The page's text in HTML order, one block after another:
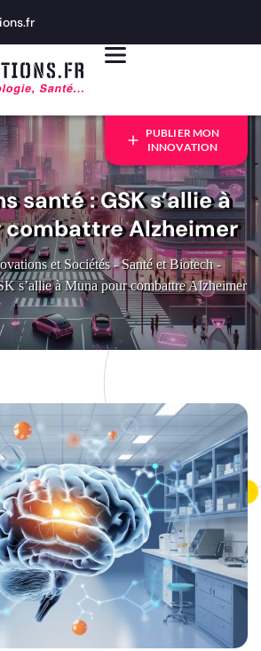
PUBLIER MON
INNOVATION
santé : GSK s’allie à
combattre Alzheimer
et Sociétés - Santé et Biotech -
s’allie à Muna pour combattre Alzheimer